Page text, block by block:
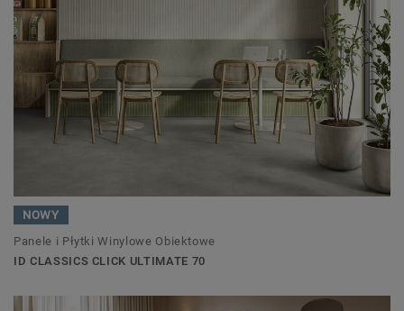
NOWY
Panele i Płytki Winylowe Obiektowe
ID CLASSICS CLICK ULTIMATE 70